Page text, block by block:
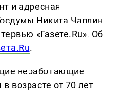
и адресная
Никита Чаплин
«Газете.Ru». Об
.
неработающие
возрасте от 70 лет